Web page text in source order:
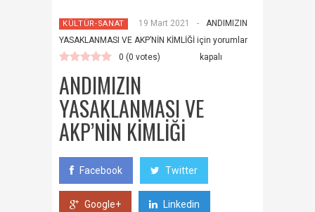
KÜLTÜR-SANAT 19 Mart 2021 -
ANDIMIZIN
YASAKLANMASI VE AKP’NİN KİMLİĞİ için yorumlar
kapalı
0 (0 votes)
ANDIMIZIN
YASAKLANMASI VE
AKP’NİN KİMLİĞİ
Facebook Twitter
Google+ Linkedin